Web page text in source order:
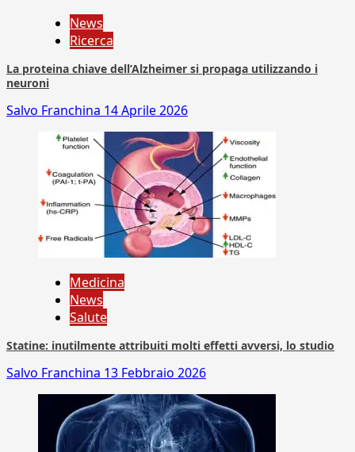
News
Ricerca
La proteina chiave dell’Alzheimer si propaga utilizzando i
neuroni
Salvo Franchina 14 Aprile 2026
Medicina
News
Salute
Statine: inutilmente attribuiti molti effetti avversi, lo studio
Salvo Franchina 13 Febbraio 2026